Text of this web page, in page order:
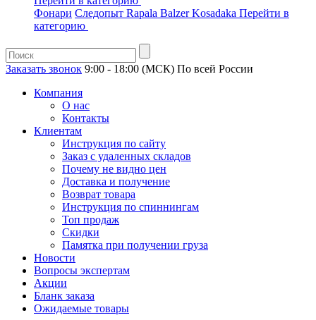
Фонари Следопыт Rapala BalzerKosadaka Перейти в
категорию
Заказать звонок 9:00 - 18:00 (МСК) По всей России
Компания
О нас
Контакты
Клиентам
Инструкция по сайту
Заказ с удаленных складов
Почему не видно цен
Доставка и получение
Возврат товара
Инструкция по спиннингам
Топ продаж
Скидки
Памятка при получении груза
Новости
Вопросы экспертам
Акции
Бланк заказа
Ожидаемые товары